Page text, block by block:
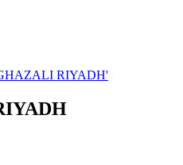
RIYADH'